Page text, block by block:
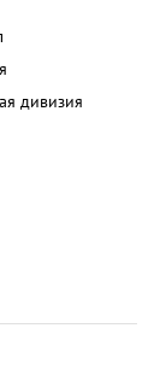
дивизия